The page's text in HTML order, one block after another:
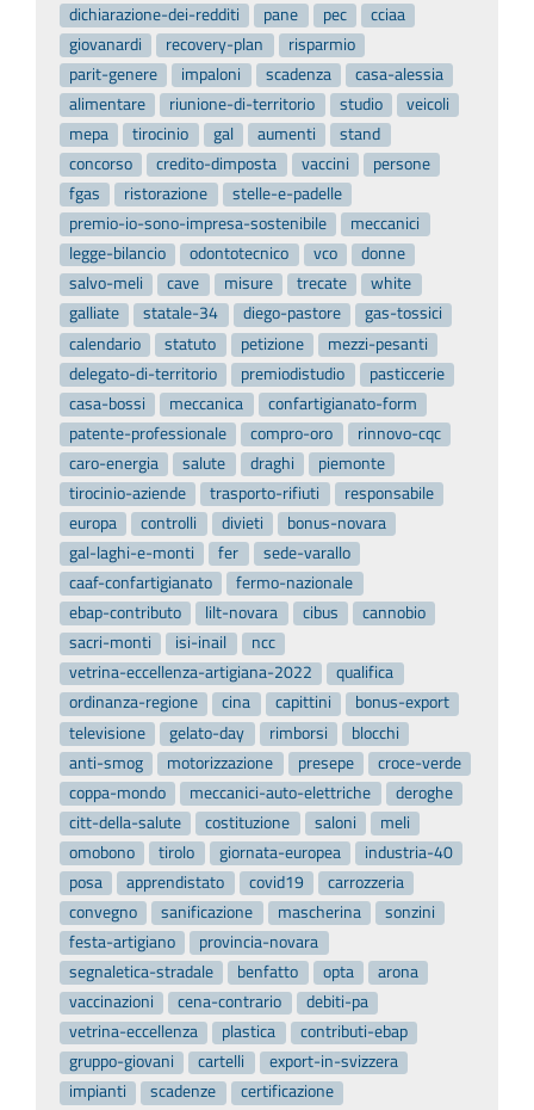
dichiarazione-dei-redditi
pane pec
cciaa
giovanardi
recovery-plan
risparmio
parit-genere
impaloni scadenza
casa-alessia
alimentare
riunione-di-territorio studio
veicoli
mepa
tirocinio gal aumenti
stand
concorso
credito-dimposta vaccini
persone
fgas
ristorazione
stelle-e-padelle
premio-io-sono-impresa-sostenibile
meccanici
legge-bilancio
odontotecnico vco
donne
salvo-meli
cave misure trecate
white
galliate
statale-34 diego-pastore
gas-tossici
calendario
statuto petizione
mezzi-pesanti
delegato-di-territorio
premiodistudio
pasticcerie
casa-bossi
meccanica
confartigianato-form
patente-professionale
compro-oro
rinnovo-cqc
caro-energia
salute draghi
piemonte
tirocinio-aziende
trasporto-rifiuti
responsabile
europa
controlli divieti
bonus-novara
gal-laghi-e-monti
fer
sede-varallo
caaf-confartigianato
fermo-nazionale
ebap-contributo
lilt-novara cibus
cannobio
sacri-monti
isi-inail
ncc
vetrina-eccellenza-artigiana-2022
qualifica
ordinanza-regione
cina capittini
bonus-export
televisione
gelato-day rimborsi
blocchi
anti-smog
motorizzazione presepe
croce-verde
coppa-mondo
meccanici-auto-elettriche
deroghe
citt-della-salute
costituzione saloni
meli
omobono
tirolo giornata-europea
industria-40
posa
apprendistato covid19
carrozzeria
convegno
sanificazione mascherina
sonzini
festa-artigiano
provincia-novara
segnaletica-stradale
benfatto opta
arona
vaccinazioni
cena-contrario
debiti-pa
vetrina-eccellenza
plastica
contributi-ebap
gruppo-giovani
cartelli
export-in-svizzera
impianti
scadenze
certificazione